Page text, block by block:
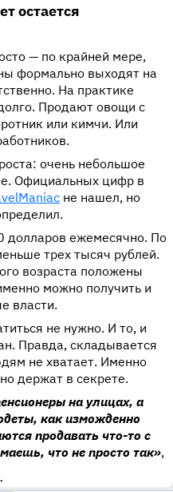
остается
— по крайней мере,
формально выходят на
На практике
Продают овощи с
или кимчи. Или
очень небольшое
Официальных цифр в
не нашел, но
долларов ежемесячно. По
трех тысяч рублей.
возраста положены
можно получить и
власти.
не нужно. И то, и
Правда, складывается
не хватает. Именно
держат в секрете.
на улицах, а
как изможденно
продавать что-то с
что не просто так»,